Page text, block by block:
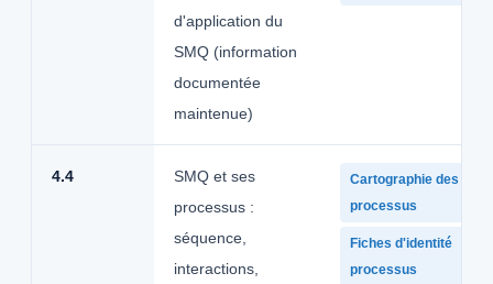
d'application du
SMQ (information
documentée
maintenue)
4.4
SMQ et ses
processus :
séquence,
interactions,
Cartographie des
processus
Fiches d'identité
processus